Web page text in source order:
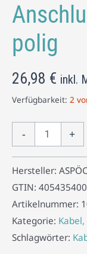
polig
26,98 € inkl.
Verfügbarkeit: 2
- +
Hersteller:
GTIN:
Artikelnummer:
Kategorie:
Schlagwörter: